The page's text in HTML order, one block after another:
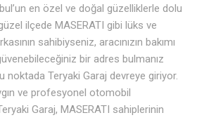
en özel ve doğal güzelliklerle dolu
ilçede MASERATI gibi lüks ve
sahibiyseniz, aracınızın bakımı
bir adres bulmanız
noktada Teryaki Garaj devreye giriyor.
ve profesyonel otomobil
Garaj, MASERATI sahiplerinin